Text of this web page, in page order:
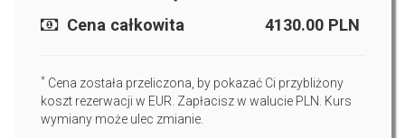
Cena całkowita
PLN
4130.00
* Cena została przeliczona, by pokazać Ci przybliżony
koszt rezerwacji w EUR. Zapłacisz w walucie PLN. Kurs
wymiany może ulec zmianie.